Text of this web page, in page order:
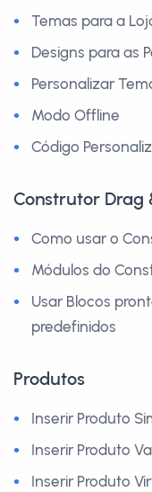
Temas para a
Designs para as
Personalizar
Modo Offline
Código
Construtor Drag
Como usar o
Módulos do
Usar Blocos
predefinidos
Produtos
Inserir Produto
Inserir Produto
Inserir Produto